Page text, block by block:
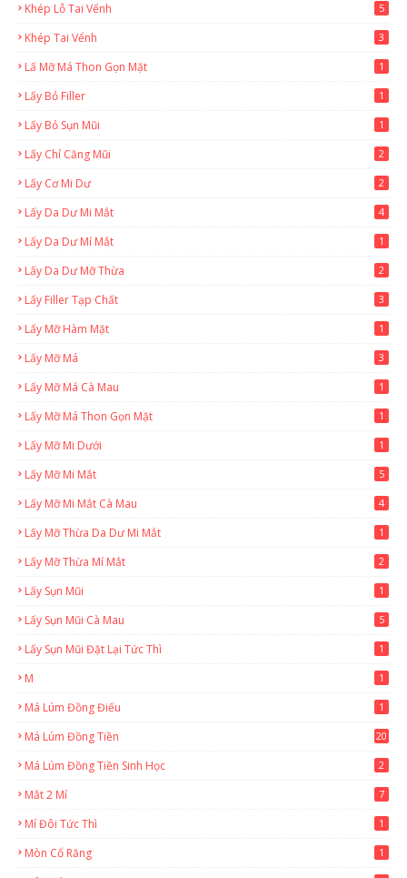
Khép Lỗ Tai Vểnh 5
Khép Tai Vểnh 3
Lấ Mỡ Má Thon Gọn Mặt 1
Lấy Bỏ Filler 1
Lấy Bỏ Sụn Mũi 1
Lấy Chỉ Căng Mũi 2
Lấy Cơ Mi Dư 2
Lấy Da Dư Mi Mắt 4
Lấy Da Dư Mí Mắt 1
Lấy Da Dư Mỡ Thừa 2
Lấy Filler Tạp Chất 3
Lấy Mỡ Hàm Mặt 1
Lấy Mỡ Má 3
Lấy Mỡ Má Cà Mau 1
Lấy Mỡ Má Thon Gọn Mặt 1
Lấy Mỡ Mi Dưới 1
Lấy Mỡ Mi Mắt 5
Lấy Mỡ Mi Mắt Cà Mau 4
Lấy Mỡ Thừa Da Dư Mi Mắt 1
Lấy Mỡ Thừa Mí Mắt 2
Lấy Sụn Mũi 1
Lấy Sụn Mũi Cà Mau 5
Lấy Sụn Mũi Đặt Lại Tức Thì 1
M 1
Má Lúm Đồng Điếu 1
Má Lúm Đồng Tiền 20
Má Lúm Đồng Tiền Sinh Học 2
Mắt 2 Mí 7
Mí Đôi Tức Thì 1
Mòn Cổ Răng 1